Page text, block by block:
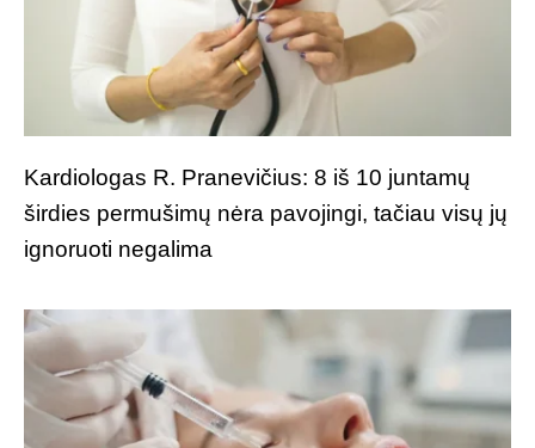
Kardiologas R. Pranevičius: 8 iš 10 juntamų
širdies permušimų nėra pavojingi, tačiau visų jų
ignoruoti negalima